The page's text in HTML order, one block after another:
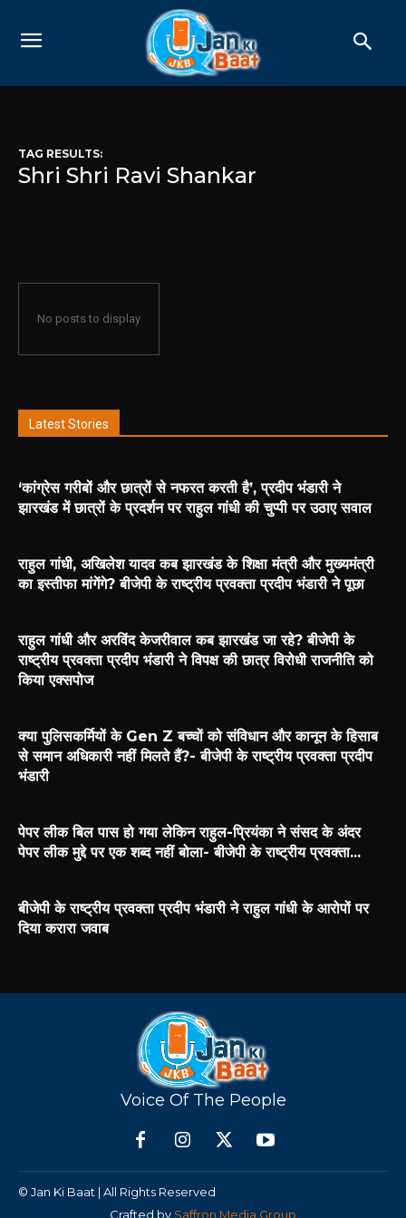
TAG RESULTS:
Shri Shri Ravi Shankar
No posts to display
Latest Stories
‘कांग्रेस गरीबों और छात्रों से नफरत करती है’, प्रदीप भंडारी ने
झारखंड में छात्रों के प्रदर्शन पर राहुल गांधी की चुप्पी पर उठाए सवाल
राहुल गांधी, अखिलेश यादव कब झारखंड के शिक्षा मंत्री और मुख्यमंत्री
का इस्तीफा मांगेंगे? बीजेपी के राष्ट्रीय प्रवक्ता प्रदीप भंडारी ने पूछा
राहुल गांधी और अरविंद केजरीवाल कब झारखंड जा रहे? बीजेपी के
राष्ट्रीय प्रवक्ता प्रदीप भंडारी ने विपक्ष की छात्र विरोधी राजनीति को
किया एक्सपोज
क्या पुलिसकर्मियों के Gen Z बच्चों को संविधान और कानून के हिसाब
से समान अधिकारी नहीं मिलते हैं?- बीजेपी के राष्ट्रीय प्रवक्ता प्रदीप
भंडारी
पेपर लीक बिल पास हो गया लेकिन राहुल-प्रियंका ने संसद के अंदर
पेपर लीक मुद्दे पर एक शब्द नहीं बोला- बीजेपी के राष्ट्रीय प्रवक्ता...
बीजेपी के राष्ट्रीय प्रवक्ता प्रदीप भंडारी ने राहुल गांधी के आरोपों पर
दिया करारा जवाब
Voice Of The People
© Jan Ki Baat | All Rights Reserved
Crafted by Saffron Media Group